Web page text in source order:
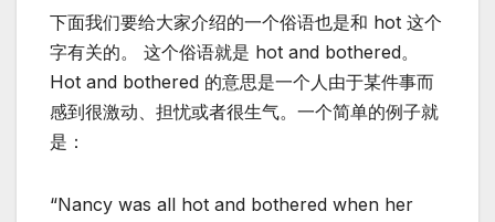
下面我们要给大家介绍的一个俗语也是和 hot 这个
字有关的。 这个俗语就是 hot and bothered。
Hot and bothered 的意思是一个人由于某件事而
感到很激动、担忧或者很生气。一个简单的例子就
是：
“Nancy was all hot and bothered when her